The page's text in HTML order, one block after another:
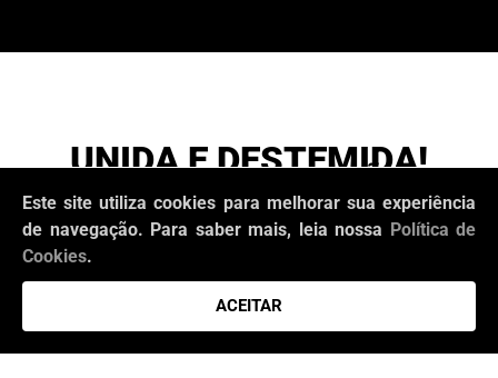
UNIDA E DESTEMIDA!
NUNCA NOS MATARÃO!
Este site utiliza cookies para melhorar sua experiência
de navegação. Para saber mais, leia nossa Política de
Cookies.
ACEITAR